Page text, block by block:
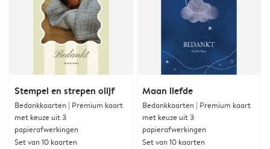
Stempel en strepen olijf
Bedankkaarten | Premium kaart
met keuze uit 3
papierafwerkingen
Set van 10 kaarten
Maan liefde
Bedankkaarten | Premium kaart
met keuze uit 3
papierafwerkingen
Set van 10 kaarten